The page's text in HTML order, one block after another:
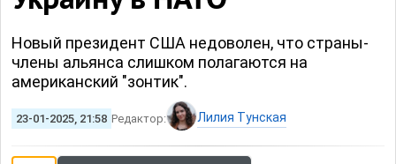
Новый президент США недоволен, что страны-
члены альянса слишком полагаются на
американский "зонтик".
23-01-2025, 21:58 Редактор: Лилия Тунская